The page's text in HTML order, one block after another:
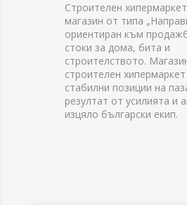
Строителен
магазин от типа
ориентиран към
стоки за дома, бита и
строителството.
строителен
стабилни позиции на
резултат от усилията и
изцяло български екип.